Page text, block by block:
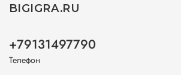
BIGIGRA.RU
+79131497790
Телефон